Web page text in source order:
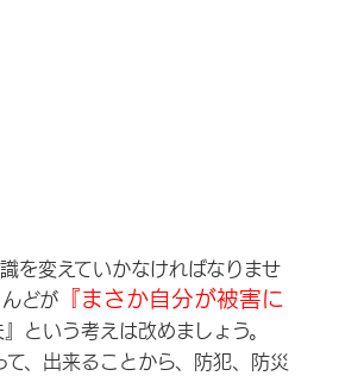
を変えていかなければなりませ
どが 『まさか自分が被害に
という考えは改めましょう。
、出来ることから、防犯、防災